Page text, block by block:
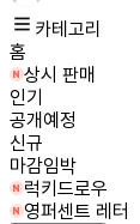
카테고리
홈
상시 판매
인기
공개예정
신규
마감임박
럭키드로우
영퍼센트 레터